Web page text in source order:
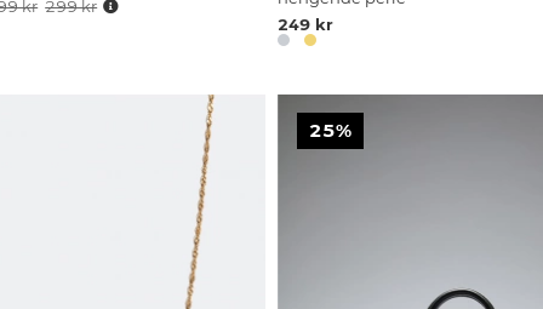
kr 299 kr
249 kr
25%